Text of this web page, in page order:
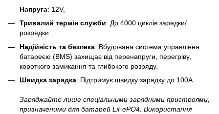
Напруга: 12V,
Тривалий термін служби: До 4000 циклів зарядки/
розрядки
Надійність та безпека: Вбудована система управління
батареєю (BMS) захищає від перенапруги, перегріву,
короткого замикання та глибокого розряду.
Швидка зарядка: Підтримує швидку зарядку до 100A
Заряджайте лише спеціальними зарядними пристроями,
призначеними для батарей LiFePO4. Використання